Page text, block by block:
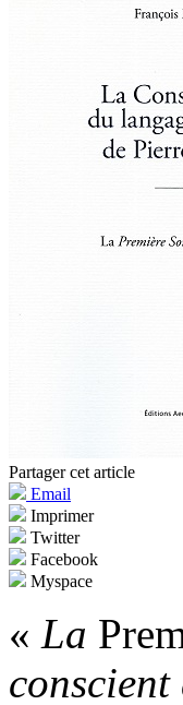
Partager cet article
Email
Imprimer
Twitter
Facebook
Myspace
« La